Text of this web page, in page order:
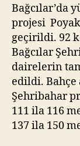
Bağcılar’da
projesi
geçirildi. 92
Bağcılar
dairelerin
edildi. Bahçe
Şehribahar
111 ila 116
137 ila 150